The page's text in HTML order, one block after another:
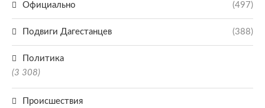
Официально (497)
Подвиги Дагестанцев (388)
Политика
(3 308)
Происшествия